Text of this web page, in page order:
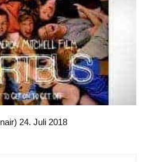
24. Juli 2018